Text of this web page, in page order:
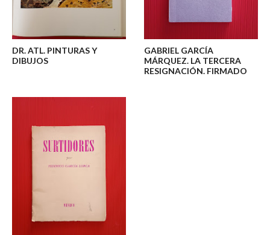
DR. ATL. PINTURAS Y
DIBUJOS
GABRIEL GARCÍA
MÁRQUEZ. LA TERCERA
RESIGNACIÓN. FIRMADO